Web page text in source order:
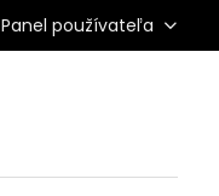
Panel používateľa